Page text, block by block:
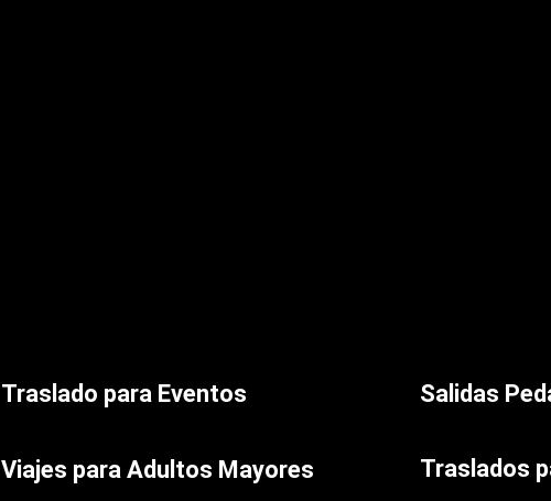
Traslado para Eventos
Perfectos para bodas, congresos, ferias, productoras,
Salidas
Viajes para Adultos Mayores
Servicio especializado para viajes cómodos y seguros.
Traslados
Conductores